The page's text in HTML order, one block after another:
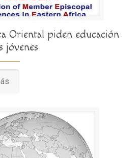
Oriental piden educación
jóvenes